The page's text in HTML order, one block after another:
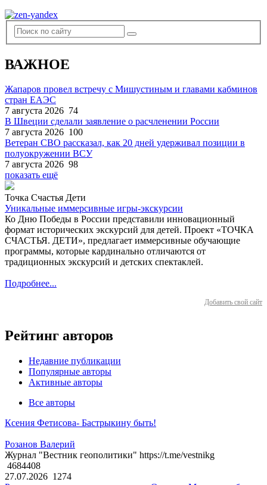
ВАЖНОЕ
Жапаров провел встречу с Мишустиным и главами кабминов
стран ЕАЭС
7 августа 2026 74
В Швеции сделали заявление о расчленении России
7 августа 2026 100
Ветеран СВО рассказал, как 20 дней удерживал позиции в
полуокружении ВСУ
7 августа 2026 98
показать ещё
Точка Счастья Дети
Уникальные иммерсивные игры-экскурсии
Ко Дню Победы в России представили инновационный
формат исторических экскурсий для детей. Проект «ТОЧКА
СЧАСТЬЯ. ДЕТИ», предлагает иммерсивные обучающие
программы, которые кардинально отличаются от
традиционных экскурсий и детских спектаклей.
Подробнее...
Добавить свой сайт
Рейтинг авторов
Недавние публикации
Популярные авторы
Активные авторы
Все авторы
Ксения Фетисова- Бастрыкину быть!
Розанов Валерий
Журнал "Вестник геополитики" https://t.me/vestnikg
4684408
27.07.2026 1274